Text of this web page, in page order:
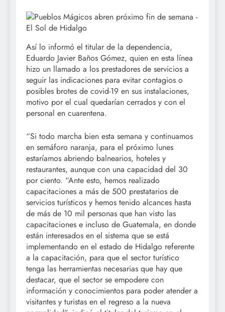
Así lo informó el titular de la dependencia,
Eduardo Javier Baños Gómez, quien en esta línea
hizo un llamado a los prestadores de servicios a
seguir las indicaciones para evitar contagios o
posibles brotes de covid-19 en sus instalaciones,
motivo por el cual quedarían cerrados y con el
personal en cuarentena.
“Si todo marcha bien esta semana y continuamos
en semáforo naranja, para el próximo lunes
estaríamos abriendo balnearios, hoteles y
restaurantes, aunque con una capacidad del 30
por ciento. “Ante esto, hemos realizado
capacitaciones a más de 500 prestatarios de
servicios turísticos y hemos tenido alcances hasta
de más de 10 mil personas que han visto las
capacitaciones e incluso de Guatemala, en donde
están interesados en el sistema que se está
implementando en el estado de Hidalgo referente
a la capacitación, para que el sector turístico
tenga las herramientas necesarias que hay que
destacar, que el sector se empodere con
información y conocimientos para poder atender a
visitantes y turistas en el regreso a la nueva